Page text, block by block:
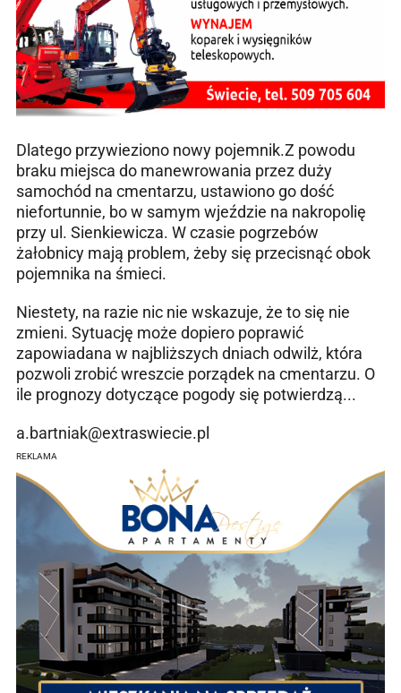
Dlatego przywieziono nowy pojemnik.Z powodu
braku miejsca do manewrowania przez duży
samochód na cmentarzu, ustawiono go dość
niefortunnie, bo w samym wjeździe na nakropolię
przy ul. Sienkiewicza. W czasie pogrzebów
żałobnicy mają problem, żeby się przecisnąć obok
pojemnika na śmieci.
Niestety, na razie nic nie wskazuje, że to się nie
zmieni. Sytuację może dopiero poprawić
zapowiadana w najbliższych dniach odwilż, która
pozwoli zrobić wreszcie porządek na cmentarzu. O
ile prognozy dotyczące pogody się potwierdzą...
a.bartniak@extraswiecie.pl
REKLAMA